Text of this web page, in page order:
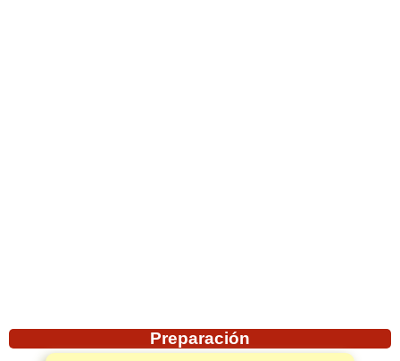
Preparación